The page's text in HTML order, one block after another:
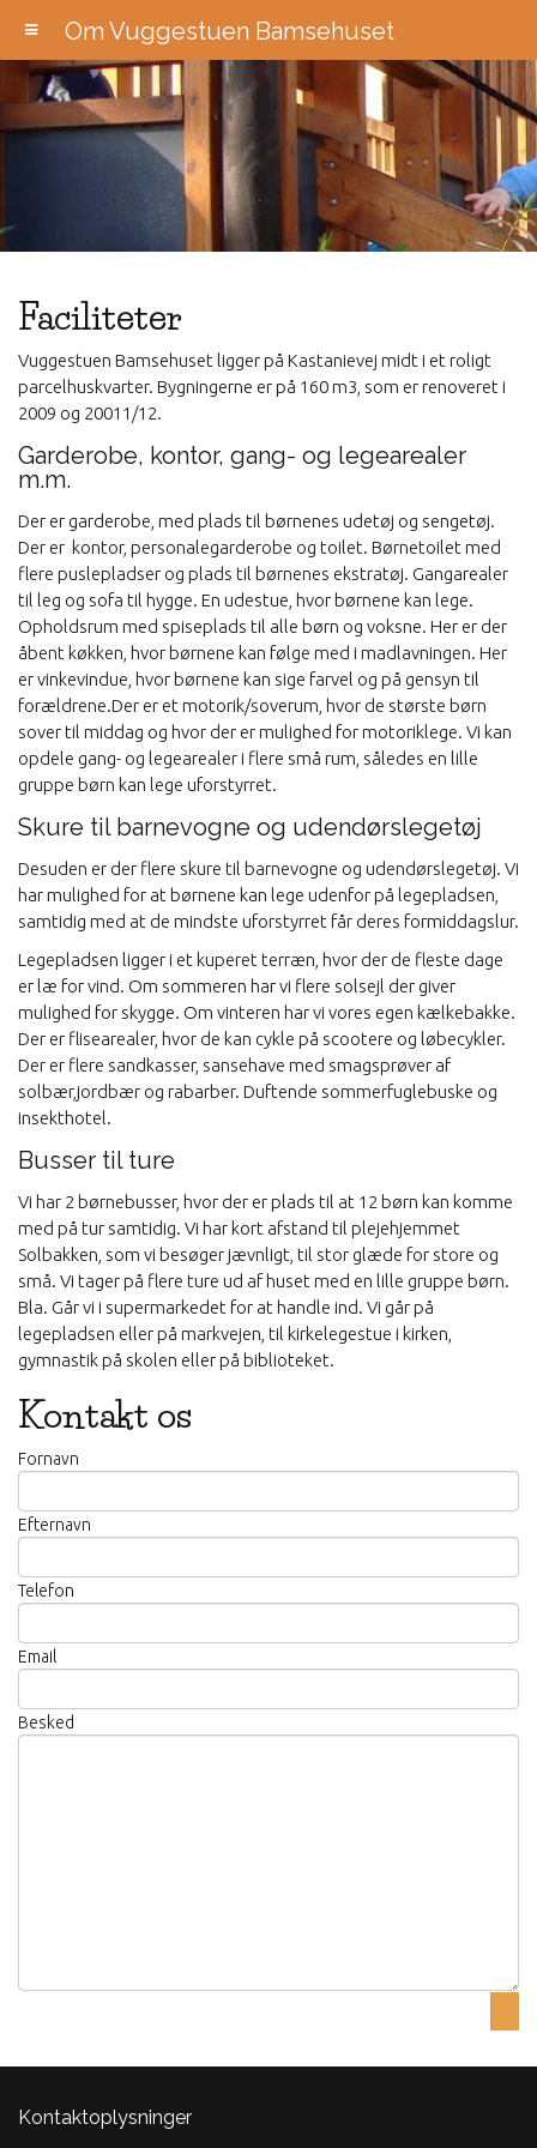
Om Vuggestuen Bamsehuset
Faciliteter
Vuggestuen Bamsehuset ligger på Kastanievej midt i et roligt
parcelhuskvarter. Bygningerne er på 160 m3, som er renoveret i
2009 og 20011/12.
Garderobe, kontor, gang- og legearealer
m.m.
Der er garderobe, med plads til børnenes udetøj og sengetøj.
Der er kontor, personalegarderobe og toilet. Børnetoilet med
flere puslepladser og plads til børnenes ekstratøj. Gangarealer
til leg og sofa til hygge. En udestue, hvor børnene kan lege.
Opholdsrum med spiseplads til alle børn og voksne. Her er der
åbent køkken, hvor børnene kan følge med i madlavningen. Her
er vinkevindue, hvor børnene kan sige farvel og på gensyn til
forældrene.Der er et motorik/soverum, hvor de største børn
sover til middag og hvor der er mulighed for motoriklege. Vi kan
opdele gang- og legearealer i flere små rum, således en lille
gruppe børn kan lege uforstyrret.
Skure til barnevogne og udendørslegetøj
Desuden er der flere skure til barnevogne og udendørslegetøj. Vi
har mulighed for at børnene kan lege udenfor på legepladsen,
samtidig med at de mindste uforstyrret får deres formiddagslur.
Legepladsen ligger i et kuperet terræn, hvor der de fleste dage
er læ for vind. Om sommeren har vi flere solsejl der giver
mulighed for skygge. Om vinteren har vi vores egen kælkebakke.
Der er flisearealer, hvor de kan cykle på scootere og løbecykler.
Der er flere sandkasser, sansehave med smagsprøver af
solbær,jordbær og rabarber. Duftende sommerfuglebuske og
insekthotel.
Busser til ture
Vi har 2 børnebusser, hvor der er plads til at 12 børn kan komme
med på tur samtidig. Vi har kort afstand til plejehjemmet
Solbakken, som vi besøger jævnligt, til stor glæde for store og
små. Vi tager på flere ture ud af huset med en lille gruppe børn.
Bla. Går vi i supermarkedet for at handle ind. Vi går på
legepladsen eller på markvejen, til kirkelegestue i kirken,
gymnastik på skolen eller på biblioteket.
Kontakt os
Fornavn
Efternavn
Telefon
Email
Besked
Kontaktoplysninger